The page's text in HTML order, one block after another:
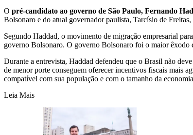
O pré-candidato ao governo de São Paulo, Fernando
Bolsonaro e do atual governador paulista, Tarcísio de
Segundo Haddad, o movimento de migração empresarial
governo Bolsonaro. O governo Bolsonaro foi o maior êxodo
Durante a entrevista, Haddad defendeu que o Brasil não
de menor porte conseguem oferecer incentivos fiscais mais
compatível com sua população e com o tamanho da
Leia Mais